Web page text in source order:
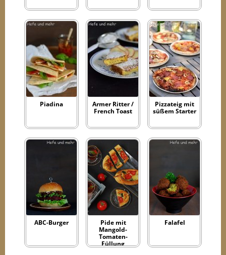
Piadina
Armer Ritter /
French Toast
Pizzateig mit
süßem Starter
ABC-Burger
Pide mit
Mangold-
Tomaten-
Füllung
Falafel